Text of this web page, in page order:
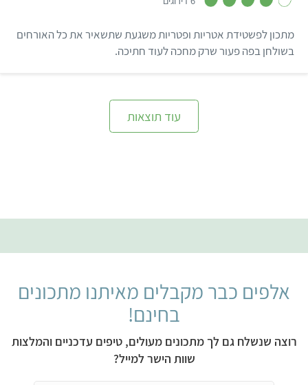
ך
5
מתכון לפשטידת אטריות ופטריות משגעת שתשאיר את כל האורחים
בשולחן בפה פעור שרק מחכה לעוד חתיכה.
עוד תוצאות
אלפים כבר מקבלים מאיתנו מתכונים
בחינם!
רוצה שנשלח גם לך מתכונים מעולים, טיפים עדכניים והמלצות
שוות הישר למייל?